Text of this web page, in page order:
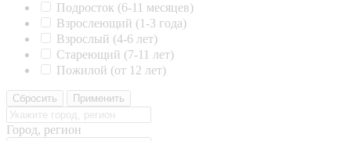
Подросток (6-11 месяцев)
Взрослеющий (1-3 года)
Взрослый (4-6 лет)
Стареющий (7-11 лет)
Пожилой (от 12 лет)
Сбросить Применить
Город, регион